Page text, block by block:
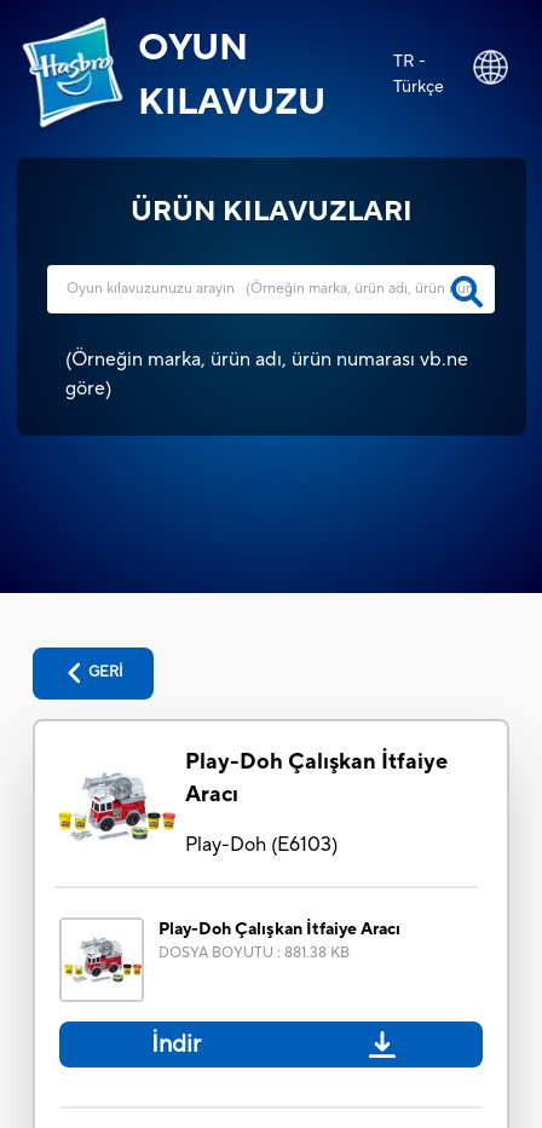
OYUN
KILAVUZU
TR -
Türkçe
ÜRÜN KILAVUZLARI
(Örneğin marka, ürün adı, ürün numarası vb.ne
göre)
GERİ
Play-Doh Çalışkan İtfaiye
Aracı
Play-Doh(E6103)
Play-Doh Çalışkan İtfaiye Aracı
DOSYA BOYUTU : 881.38 KB
İndir